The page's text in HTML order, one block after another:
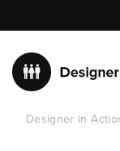
Designer in